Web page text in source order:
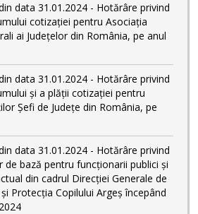
data 31.01.2024 - Hotărâre privind
cotizației pentru Asociația
ai Județelor din România, pe anul
data 31.01.2024 - Hotărâre privind
și a plății cotizației pentru
Șefi de Județe din România, pe
data 31.01.2024 - Hotărâre privind
de bază pentru funcționarii publici și
din cadrul Direcției Generale de
Protecția Copilului Argeş începând